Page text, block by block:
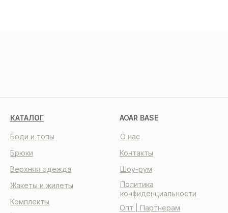
КАТАЛОГ AOAR BASE
О нас
Контакты
Шоу-рум
Политика
конфиденциальности
Опт | Партнерам
Боди и топы
Комплекты
Брюки
Жакеты и жилеты
Верхняя одежда